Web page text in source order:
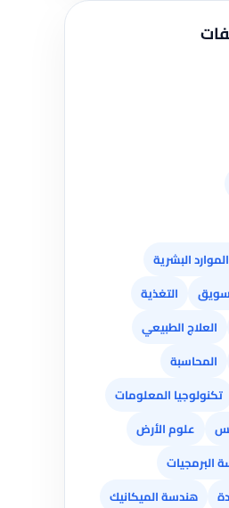
البشرية
التغذية
العلاج الطبيعي
المحاسبة
تكنولوجيا المعلومات
علوم الأرض
البرمجيات
هندسة الميكانيك